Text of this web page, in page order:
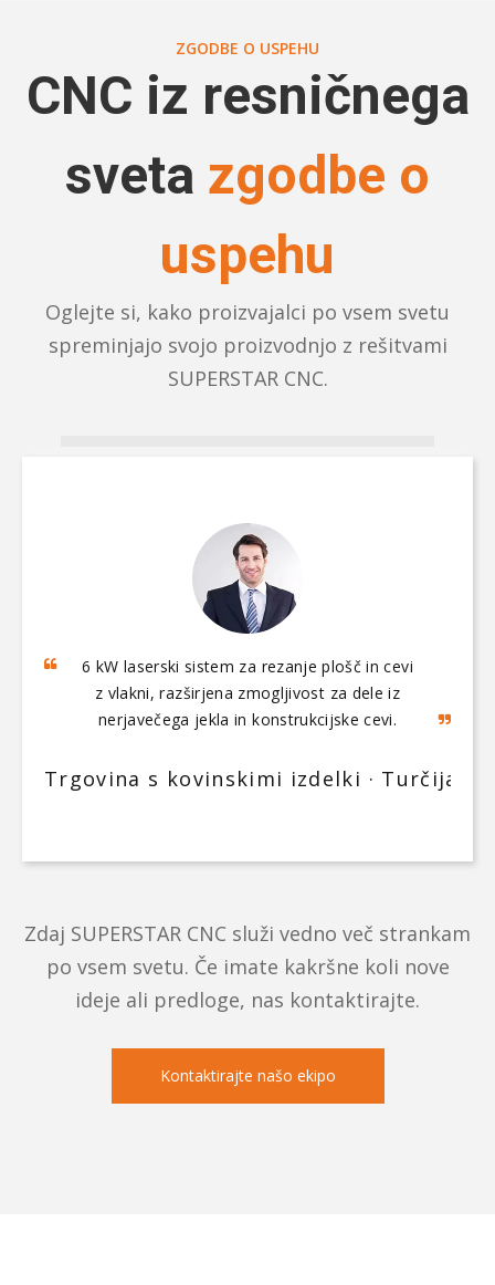
ZGODBE O USPEHU
CNC iz resničnega
sveta zgodbe o
uspehu
Oglejte si, kako proizvajalci po vsem svetu
spreminjajo svojo proizvodnjo z rešitvami
SUPERSTAR CNC.
6 kW laserski sistem za rezanje plošč in cevi
z vlakni, razširjena zmogljivost za dele iz
nerjavečega jekla in konstrukcijske cevi.
Trgovina s kovinskimi izdelki · Turčija
5-osna mostna žaga in kvarčni obdelovalni
center sta omogočila avtomatizacijo
celotnega procesa od rezanja plošč do
Zdaj SUPERSTAR CNC služi vedno več strankam
po vsem svetu. Če imate kakršne koli nove
Kontaktirajte našo ekipo